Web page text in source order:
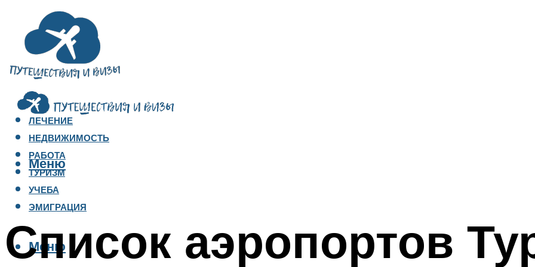
ЛЕЧЕНИЕ
НЕДВИЖИМОСТЬ
РАБОТА
ТУРИЗМ
УЧЕБА
ЭМИГРАЦИЯ
Меню
Меню
Список аэропортов